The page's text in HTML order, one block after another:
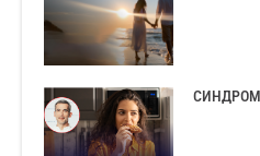
СИНДРОМ